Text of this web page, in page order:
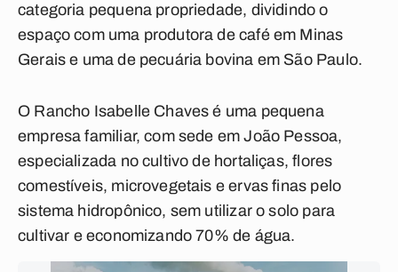
categoria pequena propriedade, dividindo o
espaço com uma produtora de café em Minas
Gerais e uma de pecuária bovina em São Paulo.
O Rancho Isabelle Chaves é uma pequena
empresa familiar, com sede em João Pessoa,
especializada no cultivo de hortaliças, flores
comestíveis, microvegetais e ervas finas pelo
sistema hidropônico, sem utilizar o solo para
cultivar e economizando 70% de água.